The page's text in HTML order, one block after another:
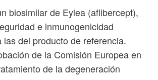
biosimilar de Eylea (aflibercept),
e inmunogenicidad
las del producto de referencia.
de la Comisión Europea en
de la degeneración